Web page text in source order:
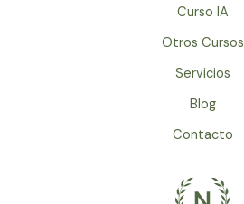
Curso IA
Otros Cursos
Servicios
Blog
Contacto